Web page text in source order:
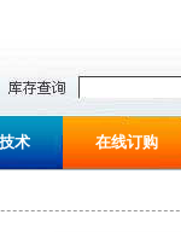
术 在线订购